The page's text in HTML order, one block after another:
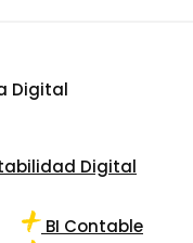
Digital
Digital
BI Contable